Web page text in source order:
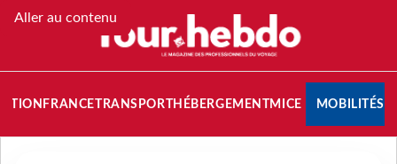
Aller au contenu
FRANCETRANSPORT HÉBERGEMENTMICE MOBILITÉS